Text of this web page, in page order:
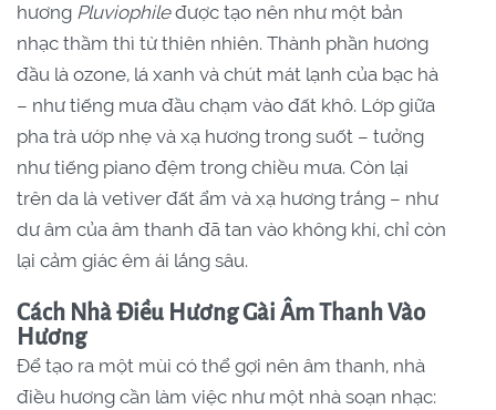
hương Pluviophileđược tạo nên như một bản
nhạc thầm thì từ thiên nhiên. Thành phần hương
đầu là ozone, lá xanh và chút mát lạnh của bạc hà
– như tiếng mưa đầu chạm vào đất khô. Lớp giữa
pha trà ướp nhẹ và xạ hương trong suốt – tưởng
như tiếng piano đệm trong chiều mưa. Còn lại
trên da là vetiver đất ẩm và xạ hương trắng – như
dư âm của âm thanh đã tan vào không khí, chỉ còn
lại cảm giác êm ái lắng sâu.
Cách Nhà Điều Hương Gài Âm Thanh Vào
Hương
Để tạo ra một mùi có thể gợi nên âm thanh, nhà
điều hương cần làm việc như một nhà soạn nhạc: